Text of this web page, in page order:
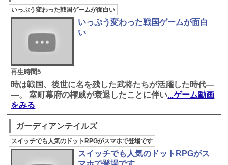
いっぷう変わった戦国ゲームが面白い
再生時間5
いっぷう変わった戦国ゲームが面白
い
時は戦国、後世に名を残した武将たちが活躍した時代―
―。 室町幕府の権威が衰退したことに伴い...ゲーム動画
をみる
ガーディアンテイルズ
スイッチでも人気のドットRPGがスマホで登場です
スイッチでも人気のドットRPGがス